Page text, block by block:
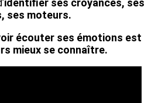
identifier ses croyances, ses
ses moteurs.
écouter ses émotions est
mieux se connaître.